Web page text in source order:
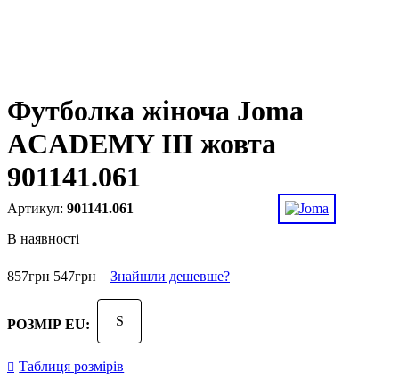
Футболка жіноча Joma
ACADEMY III жовта
901141.061
901141.061
В наявності
857грн 547грн Знайшли дешевше?
РОЗМІР EU: S
Таблиця розмірів